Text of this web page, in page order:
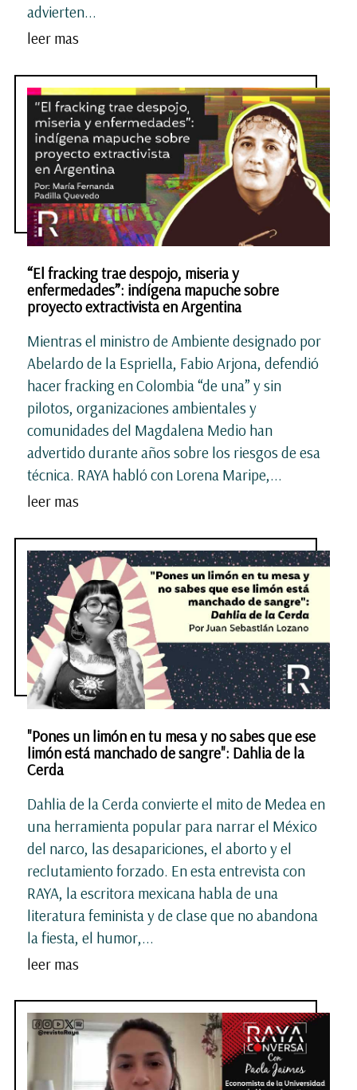
advierten...
leer mas
“El fracking trae despojo, miseria y
enfermedades”: indígena mapuche sobre
proyecto extractivista en Argentina
Mientras el ministro de Ambiente designado por
Abelardo de la Espriella, Fabio Arjona, defendió
hacer fracking en Colombia “de una” y sin
pilotos, organizaciones ambientales y
comunidades del Magdalena Medio han
advertido durante años sobre los riesgos de esa
técnica. RAYA habló con Lorena Maripe,...
leer mas
"Pones un limón en tu mesa y no sabes que ese
limón está manchado de sangre": Dahlia de la
Cerda
Dahlia de la Cerda convierte el mito de Medea en
una herramienta popular para narrar el México
del narco, las desapariciones, el aborto y el
reclutamiento forzado. En esta entrevista con
RAYA, la escritora mexicana habla de una
literatura feminista y de clase que no abandona
la fiesta, el humor,...
leer mas